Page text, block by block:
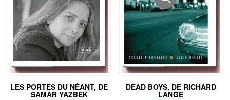
LES PORTES DU NÉANT, DE
SAMAR YAZBEK
DEAD BOYS, DE RICHARD
LANGE